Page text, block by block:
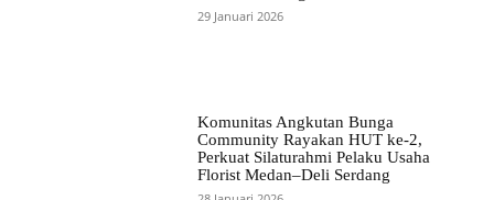
29 Januari 2026
Komunitas Angkutan Bunga
Community Rayakan HUT ke-2,
Perkuat Silaturahmi Pelaku Usaha
Florist Medan–Deli Serdang